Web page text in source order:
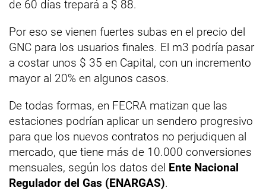
de 60 días trepará a $ 88.
Por eso se vienen fuertes subas en el precio del
GNC para los usuarios finales. El m3 podría pasar
a costar unos $ 35 en Capital, con un incremento
mayor al 20% en algunos casos.
De todas formas, en FECRA matizan que las
estaciones podrían aplicar un sendero progresivo
para que los nuevos contratos no perjudiquen al
mercado, que tiene más de 10.000 conversiones
mensuales, según los datos del Ente Nacional
Regulador del Gas (ENARGAS).